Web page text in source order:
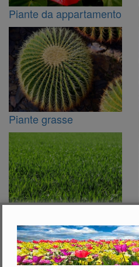
Piante da appartamento
Piante grasse
Prato